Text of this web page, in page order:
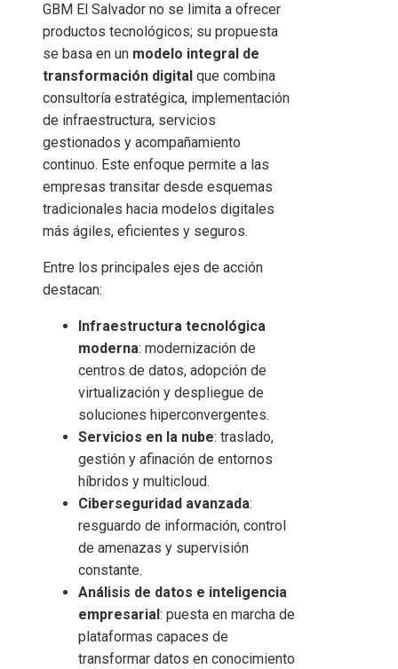
GBM El Salvador no se limita a ofrecer
productos tecnológicos; su propuesta
se basa en un modelo integral de
transformación digital que combina
consultoría estratégica, implementación
de infraestructura, servicios
gestionados y acompañamiento
continuo. Este enfoque permite a las
empresas transitar desde esquemas
tradicionales hacia modelos digitales
más ágiles, eficientes y seguros.
Entre los principales ejes de acción
destacan:
Infraestructura tecnológica
moderna: modernización de
centros de datos, adopción de
virtualización y despliegue de
soluciones hiperconvergentes.
Servicios en la nube: traslado,
gestión y afinación de entornos
híbridos y multicloud.
Ciberseguridad avanzada:
resguardo de información, control
de amenazas y supervisión
constante.
Análisis de datos e inteligencia
empresarial : puesta en marcha de
plataformas capaces de
transformar datos en conocimiento